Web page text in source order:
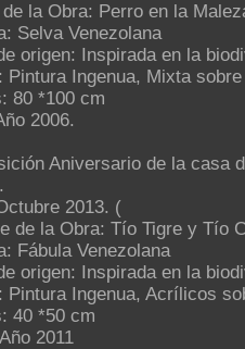
la Obra: Perro en la
Selva Venezolana
origen: Inspirada en la
Pintura Ingenua, Mixta
80 *100 cm
2006.
Aniversario de la casa
2013. (
de la Obra: Tío Tigre y Tío
Fábula Venezolana
origen: Inspirada en la
Pintura Ingenua, Acrílicos
40 *50 cm
2011